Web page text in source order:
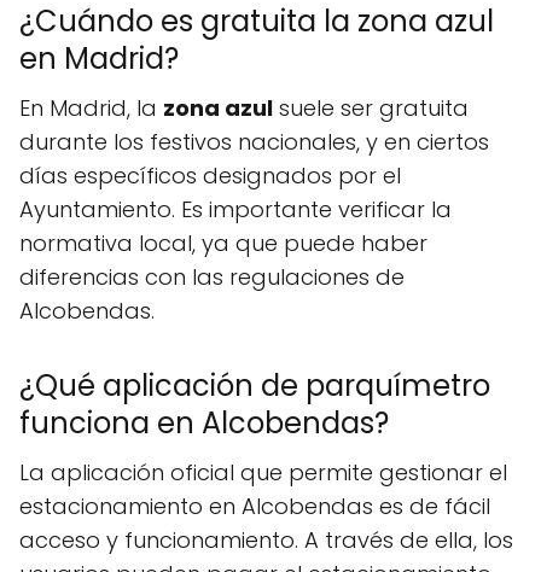
¿Cuándo es gratuita la zona azul
en Madrid?
En Madrid, la zona azul suele ser gratuita
durante los festivos nacionales, y en ciertos
días específicos designados por el
Ayuntamiento. Es importante verificar la
normativa local, ya que puede haber
diferencias con las regulaciones de
Alcobendas.
¿Qué aplicación de parquímetro
funciona en Alcobendas?
La aplicación oficial que permite gestionar el
estacionamiento en Alcobendas es de fácil
acceso y funcionamiento. A través de ella, los